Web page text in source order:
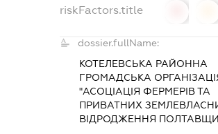
riskFactors.title
dossier.fullName:
КОТЕЛЕВСЬКА РАЙОННА
ГРОМАДСЬКА
"АСОЦІАЦІЯ ФЕРМЕРІВ ТА
ПРИВАТНИХ
ВІДРОДЖЕННЯ